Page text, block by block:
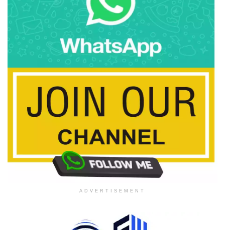
ADVERTISEMENT